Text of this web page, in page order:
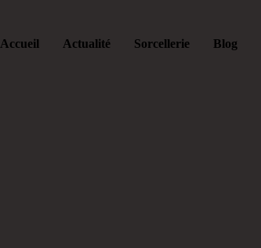
Accueil Actualité Sorcellerie Blog